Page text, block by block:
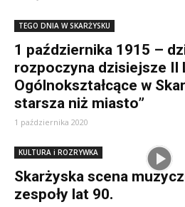
TEGO DNIA W SKARŻYSKU
1 października 1915 –
rozpoczyna dzisiejsze II
Ogólnokształcące w
starsza niż miasto”
1 października 2020
KULTURA i ROZRYWKA
Skarżyska scena
zespoły lat 90.